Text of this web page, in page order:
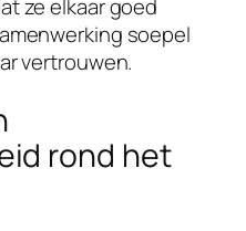
ze elkaar goed
soepel
vertrouwen.
rond het